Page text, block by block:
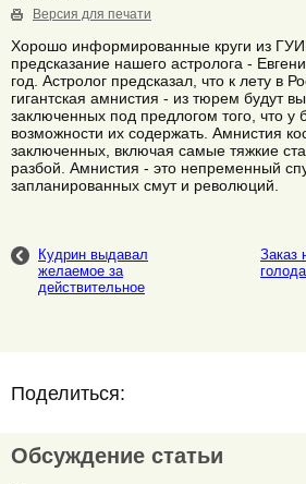
Версия для печати
Хорошо информированные круги из
предсказание нашего астролога -
год. Астролог предсказал, что к лету в
гигантская амнистия - из тюрем будут
заключенных под предлогом того, что у
возможности их содержать. Амнистия
заключенных, включая самые тяжкие
разбой. Амнистия - это непременный
запланированных смут и революций.
Кудрин выдавал
желаемое за
действительное
Заказ
Поделиться:
Обсуждение статьи